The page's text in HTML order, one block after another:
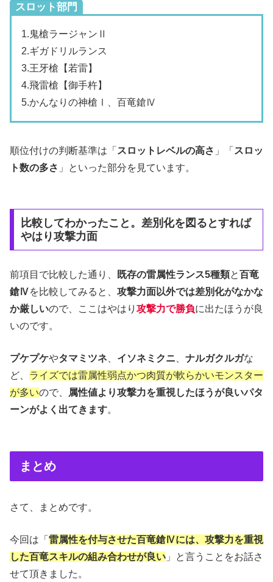
スロット部門
1.鬼槍ラージャンⅡ
2.ギガドリルランス
3.王牙槍【若雷】
4.飛雷槍【御手杵】
5.かんなりの神槍Ⅰ、百竜鎗Ⅳ
順位付けの判断基準は「 スロットレベルの高さ 」「 スロッ
ト数の多さ 」といった部分を見ています。
比較してわかったこと。差別化を図るとすれば
やはり攻撃力面
前項目で比較した通り、 既存の雷属性ランス5種類と百竜
鎗Ⅳを比較してみると、 攻撃力面以外では差別化がなかな
か厳しいので、ここはやはり 攻撃力で勝負に出たほうが良
いのです。
プケプケやタマミツネ イソネミクニ ナルガクルガな
ど、 ライズでは雷属性弱点かつ肉質が軟らかいモンスター
が多いので、
属性値より攻撃力を重視したほうが良いパタ
ーンがよく出てきます。
まとめ
さて、まとめです。
今回は「 雷属性を付与させた百竜鎗Ⅳには、攻撃力を重視
した百竜スキルの組み合わせが良い 」と言うことをお話さ
せて頂きました。